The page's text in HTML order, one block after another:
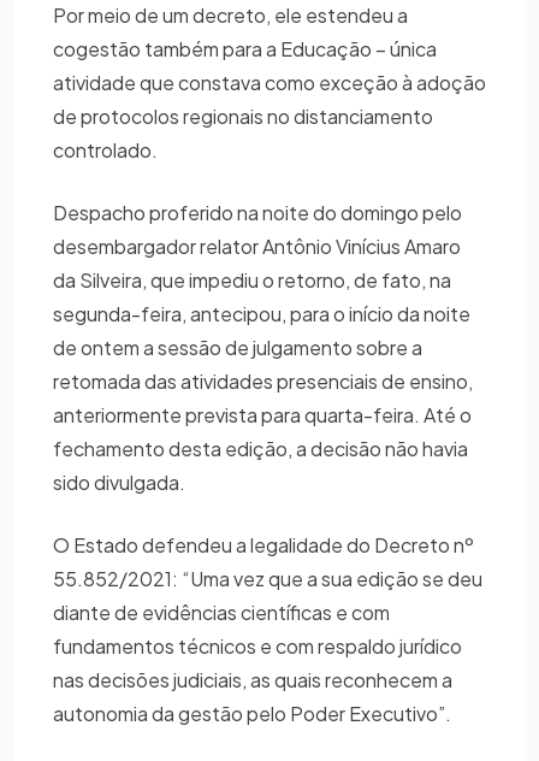
Por meio de um decreto, ele estendeu a
cogestão também para a Educação – única
atividade que constava como exceção à adoção
de protocolos regionais no distanciamento
controlado.
Despacho proferido na noite do domingo pelo
desembargador relator Antônio Vinícius Amaro
da Silveira, que impediu o retorno, de fato, na
segunda-feira, antecipou, para o início da noite
de ontem a sessão de julgamento sobre a
retomada das atividades presenciais de ensino,
anteriormente prevista para quarta-feira. Até o
fechamento desta edição, a decisão não havia
sido divulgada.
O Estado defendeu a legalidade do Decreto nº
55.852/2021: “Uma vez que a sua edição se deu
diante de evidências científicas e com
fundamentos técnicos e com respaldo jurídico
nas decisões judiciais, as quais reconhecem a
autonomia da gestão pelo Poder Executivo”.